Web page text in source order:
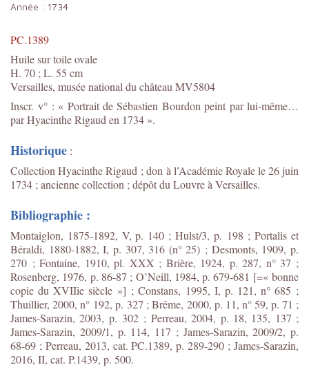
Année : 1734
PC.1389
Huile sur toile ovale
H. 70 ; L. 55 cm
Versailles, musée national du château MV5804
Inscr. v° : « Portrait de Sébastien Bourdon peint par lui-même…
par Hyacinthe Rigaud en 1734 ».
Historique :
Collection Hyacinthe Rigaud ; don à l’Académie Royale le 26 juin
1734 ; ancienne collection ; dépôt du Louvre à Versailles.
Bibliographie :
Montaiglon, 1875-1892, V, p. 140 ; Hulst/3, p. 198 ; Portalis et
Béraldi, 1880-1882, I, p. 307, 316 (n° 25) ; Desmonts, 1909, p.
270 ; Fontaine, 1910, pl. XXX ; Brière, 1924, p. 287, n° 37 ;
Rosenberg, 1976, p. 86-87 ; O’Neill, 1984, p. 679-681 [=« bonne
copie du XVIIie siècle »] ; Constans, 1995, I, p. 121, n° 685 ;
Thuillier, 2000, n° 192, p. 327 ; Brême, 2000, p. 11, n° 59, p. 71 ;
James-Sarazin, 2003, p. 302 ; Perreau, 2004, p. 18, 135, 137 ;
James-Sarazin, 2009/1, p. 114, 117 ; James-Sarazin, 2009/2, p.
68-69 ; Perreau, 2013, cat. PC.1389, p. 289-290 ; James-Sarazin,
2016, II, cat. P.1439, p. 500.